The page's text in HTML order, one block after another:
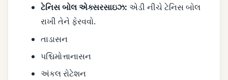
ટેનિસ બોલ એક્સરસાઇઝ: એડી નીચે ટેનિસ બોલ
રાખી તેને ફેરવવો.
તાડાસન
પશ્ચિમોત્તાનાસન
અંકલ રોટેશન